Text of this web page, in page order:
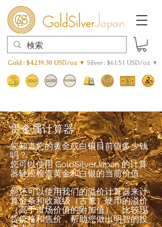
Gold : $4239.30 USD/oz ▼ Silver : $61.51 USD/oz ▼
贵金属计算器
您知道您的黄金或白银目前值多少钱
吗？
您可以使用 GoldSilverJapan 的计算
器轻松检查黄金和白银的当前价值。
您还可以使用我们的溢价计算器来计
算金条和收藏级（古董）硬币的溢价
（高于市场价值的附加值）。比较现
货价格和售价，帮助您做出明智的投